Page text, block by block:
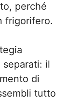
perché
frigorifero.
il
di
tutto